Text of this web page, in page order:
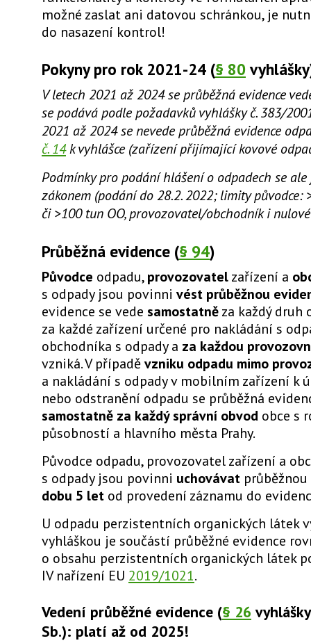
možné zaslat ani datovou schránkou, je
do nasazení kontrol!
Pokyny pro rok 2021-24 (§ 80
V letech 2021 až 2024 se průběžná evidence
se podává podle požadavků vyhlášky č. 383/
2021 až 2024 se nevede průběžná evidence
č. 14k vyhlášce (zařízení přijímající kovové
Podmínky pro podání hlášení o odpadech se
zákonem (podání do 28.2. 2022; limity původce:
či >100 tun OO, provozovatel/obchodník i
Průběžná evidence (§ 94)
Původce odpadu,provozovatelzařízení a
s odpady jsou povinni vést průběžnou
evidence se vede samostatněza každý druh
za každé zařízení určené pro nakládání s
obchodníka s odpady a za každou
vzniká. V případěvzniku odpadu mimo
a nakládání s odpady v mobilním zařízení k
nebo odstranění odpadu se průběžná
samostatně za každý správní obvod obce s
působností a hlavního města Prahy.
Původce odpadu, provozovatel zařízení a
s odpady jsou povinni uchovávat
dobu 5 let od provedení záznamu do
U odpadu perzistentních organických látek
vyhláškou je součástí průběžné evidence
o obsahu perzistentních organických látek
IV nařízení EU 2019/1021.
Vedení průběžné evidence (§ 26
Sb.): platí až od 2025!